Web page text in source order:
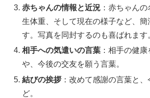
赤ちゃんの情報と近況 ：赤ちゃん
生体重、そして現在の様子など、簡
す。写真を同封するのも喜ばれます
相手への気遣いの言葉 ：相手の健
や、今後の交友を願う言葉。
結びの挨拶：改めて感謝の言葉と、
ど。